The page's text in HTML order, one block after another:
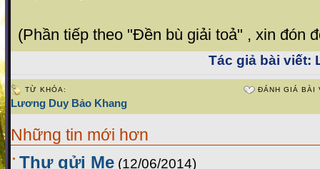
(Phần tiếp theo "Đền bù giải toả" , xin đón
Tác giả bài viết:
TỪ KHÓA:
Lương Duy Bảo Khang
ĐÁNH GIÁ BÀI
Những tin mới hơn
Thư gửi Mẹ (12/06/2014)